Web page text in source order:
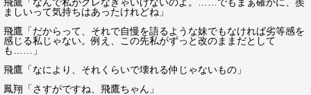
ましいって気持ちはあったけれどね」
飛鷹「だからって、それで自慢を語るような妹でもなければ劣等感を
感じる私じゃない。例え、この先私がずっと改のままだとして
も……」
飛鷹「なにより、それくらいで壊れる仲じゃないもの」
鳳翔「さすがですね、飛鷹ちゃん」